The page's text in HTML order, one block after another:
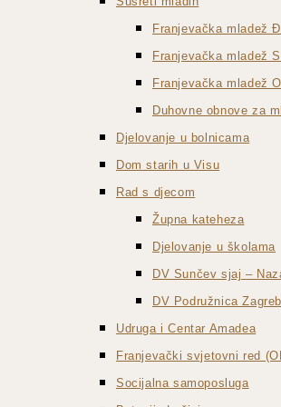
Franjevačka mladež
Franjevačka mladež
Franjevačka mladež
Duhovne obnove za
Djelovanje u bolnicama
Dom starih u Visu
Rad s djecom
Župna kateheza
Djelovanje u školama
DV Sunčev sjaj –
DV Podružnica Zagreb
Udruga i Centar Amadea
Franjevački svjetovni red
Socijalna samoposluga